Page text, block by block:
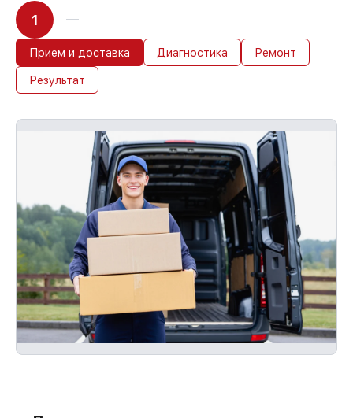
1
Прием и доставка Диагностика Ремонт
Результат